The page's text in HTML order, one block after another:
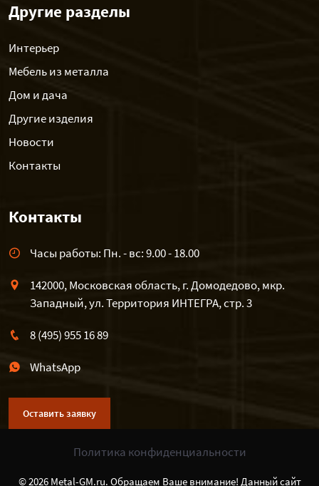
Другие разделы
Интерьер
Мебель из металла
Дом и дача
Другие изделия
Новости
Контакты
Контакты
Часы работы: Пн. - вс: 9.00 - 18.00
142000, Московская область, г. Домодедово, мкр.
Западный, ул. Территория ИНТЕГРА, стр. 3
8 (495) 955 16 89
WhatsApp
Оставить заявку
Политика конфиденциальности
© 2026 Metal-GM.ru. Обращаем Ваше внимание! Данный сайт